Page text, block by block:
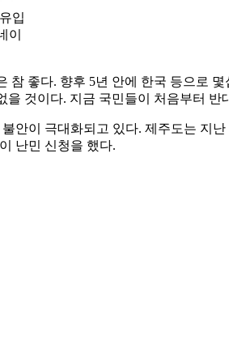
입
이
좋다. 향후 5년 안에 한국 등으로
것이다. 지금 국민들이 처음부터
이 극대화되고 있다. 제주도는 지
난민 신청을 했다.